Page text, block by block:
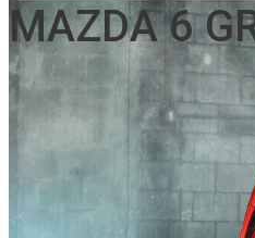
MAZDA 6